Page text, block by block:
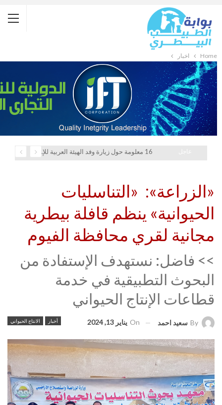
Home أخبار
16 معلومة حول زيارة وفد الهيئة العربية للإستثمار والإنماء الزراعي إلي السعودية
«الزراعة»: «التناسليات
الحيوانية» ينظم قافلة بيطرية
مجانية لقري محافظة الفيوم
>> فاضل: نستهدف الإستفادة من
البحوث التطبيقية في خدمة
قطاعات الإنتاج الحيواني
أخبار الانتاج الحيواني By سعيد احمد On يناير 13, 2024